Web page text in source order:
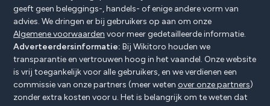
geeft geen beleggings-, handels- of enige andere vorm van
advies. We dringen er bij gebruikers op aan om onze
Algemene voorwaarden voor meer gedetailleerde informatie.
Adverteerdersinformatie: Bij Wikitoro houden we
transparantie en vertrouwen hoog in het vaandel. Onze website
is vrij toegankelijk voor alle gebruikers, en we verdienen een
commissie van onze partners (meer weten over onze partners)
zonder extra kosten voor u. Het is belangrijk om te weten dat